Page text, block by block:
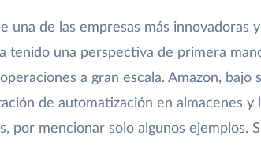
una de las empresas más innovadoras
tenido una perspectiva de primera
a gran escala. Amazon, bajo
de automatización en almacenes y
por mencionar solo algunos ejemplos.